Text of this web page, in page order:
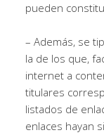
pueden
– Además, se
la de los que,
internet a
titulares
listados de
enlaces hayan